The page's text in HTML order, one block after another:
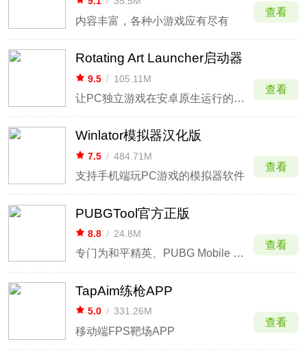
内容丰富，各种小游戏应有尽有
查看
Rotating Art Launcher启动器
9.5 / 105.11M
让PC独立游戏在安卓原生运行的启动器
查看
Winlator模拟器汉化版
7.5 / 484.71M
支持手机端玩PC游戏的模拟器软件
查看
PUBGTool官方正版
8.8 / 24.8M
专门为和平精英、PUBG Mobile 玩家开发的画质助手！
查看
TapAim练枪APP
5.0 / 331.26M
移动端FPS靶场APP
查看